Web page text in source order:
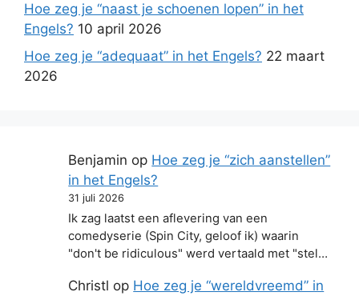
Hoe zeg je “naast je schoenen lopen” in het
Engels? 10 april 2026
Hoe zeg je “adequaat” in het Engels? 22 maart
2026
Benjamin op Hoe zeg je “zich aanstellen”
in het Engels?
31 juli 2026
Ik zag laatst een aflevering van een
comedyserie (Spin City, geloof ik) waarin
"don't be ridiculous" werd vertaald met "stel…
Christl op Hoe zeg je “wereldvreemd” in